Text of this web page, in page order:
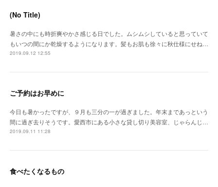
(No Title)
暑さの中にも時折爽やかさ感じる日でした。ムシムシしていると思っていて
もいつの間にか乾燥するようになります。髪もお肌も徐々に秋仕様にせね…
2019.09.12 12:55
ご予約はお早めに
今日も暑かったですが、９月も三分の一が過ぎました。年末まであっという
間に過ぎ去りそうです。愛西市にある小さな貸し切り美容室、じゃらんじ…
2019.09.11 11:28
食べたくなるもの